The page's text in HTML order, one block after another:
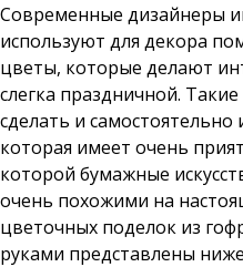
Современные дизайнеры
используют для декора
цветы, которые делают
слегка праздничной.
сделать и
которая имеет очень
которой бумажные
очень похожими на
цветочных поделок из
руками представлены